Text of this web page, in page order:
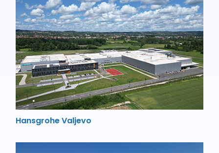
Hansgrohe Valjevo